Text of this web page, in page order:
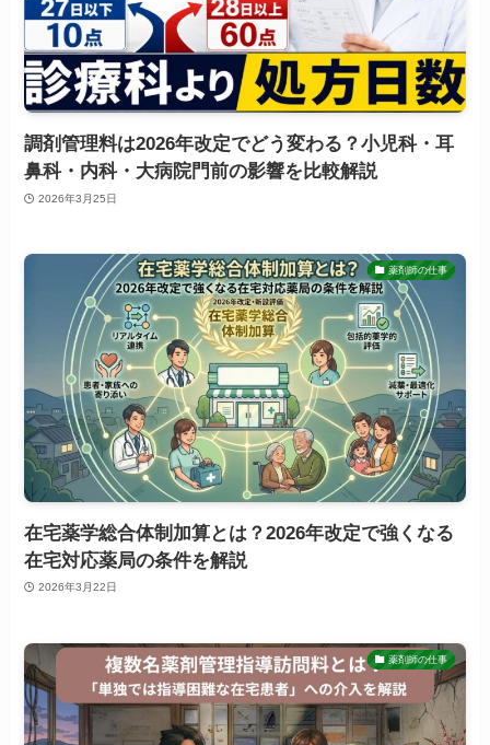
調剤管理料は2026年改定でどう変わる？小児科・耳
鼻科・内科・大病院門前の影響を比較解説
2026年3月25日
薬剤師の仕事
在宅薬学総合体制加算とは？2026年改定で強くなる
在宅対応薬局の条件を解説
2026年3月22日
薬剤師の仕事